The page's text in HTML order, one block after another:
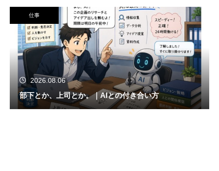
仕事
2026.08.06
部下とか、上司とか。｜AIとの付き合い方